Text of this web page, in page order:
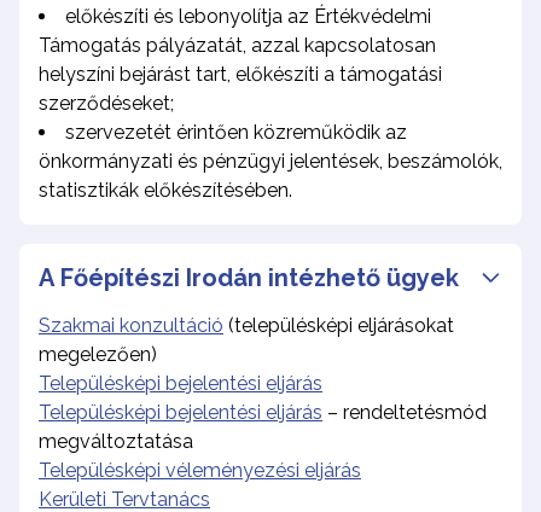
előkészíti és lebonyolítja az Értékvédelmi
Támogatás pályázatát, azzal kapcsolatosan
helyszíni bejárást tart, előkészíti a támogatási
szerződéseket;
szervezetét érintően közreműködik az
önkormányzati és pénzügyi jelentések, beszámolók,
statisztikák előkészítésében.
A Főépítészi Irodán intézhető ügyek
Szakmai konzultáció (településképi eljárásokat
megelezően)
Településképi bejelentési eljárás
Településképi bejelentési eljárás – rendeltetésmód
megváltoztatása
Településképi véleményezési eljárás
Kerületi Tervtanács